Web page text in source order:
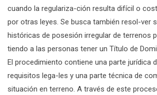
cuando la regulariza-ción resulta difícil o
por otras leyes. Se busca también resol-ver
históricas de posesión irregular de terrenos
tiendo a las personas tener un Título de
El procedimiento contiene una parte jurídica
requisitos lega-les y una parte técnica de
situación en terreno. A través de este